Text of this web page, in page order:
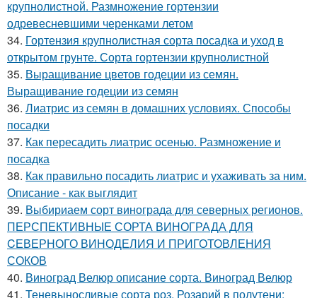
крупнолистной. Размножение гортензии
одревесневшими черенками летом
34. Гортензия крупнолистная сорта посадка и уход в
открытом грунте. Сорта гортензии крупнолистной
35. Выращивание цветов годеции из семян.
Выращивание годеции из семян
36. Лиатрис из семян в домашних условиях. Способы
посадки
37. Как пересадить лиатрис осенью. Размножение и
посадка
38. Как правильно посадить лиатрис и ухаживать за ним.
Описание - как выглядит
39. Выбириаем сорт винограда для северных регионов.
ПЕРСПЕКТИВНЫЕ СОРТА ВИНОГРАДА ДЛЯ
CЕВЕРНОГО ВИНОДЕЛИЯ И ПРИГОТОВЛЕНИЯ
СОКОВ
40. Виноград Велюр описание сорта. Виноград Велюр
41. Теневыносливые сорта роз. Розарий в полутени: